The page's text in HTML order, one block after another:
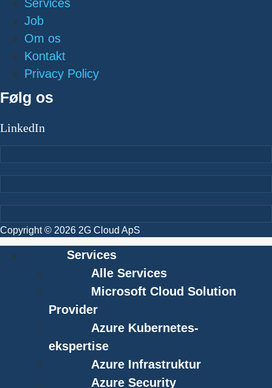
Services
Job
Om os
Kontakt
Privacy Policy
Følg os
LinkedIn
Copyright © 2026 2G Cloud ApS
Services
Alle Services
Microsoft Cloud Solution
Provider
Azure Kubernetes-
ekspertise
Azure Infrastruktur
Azure Security